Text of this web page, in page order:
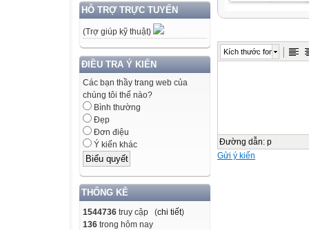
HỖ TRỢ TRỰC TUYẾN
(Trợ giúp kỹ thuật)
ĐIỀU TRA Ý KIẾN
Các bạn thầy trang web của
chúng tôi thế nào?
Bình thường
Đẹp
Đơn điệu
Ý kiến khác
THỐNG KÊ
1544736 truy cập (chi tiết)
136 trong hôm nay
Kích thước font
Đường dẫn: p
Gửi ý kiến